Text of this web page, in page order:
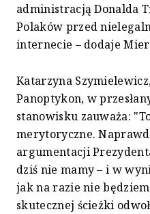
administracją Donalda
Polaków przed
internecie – dodaje
Katarzyna
Panoptykon, w
stanowisku zauważa:
merytoryczne.
argumentacji
dziś nie mamy – i w
jak na razie nie
skutecznej ścieżki